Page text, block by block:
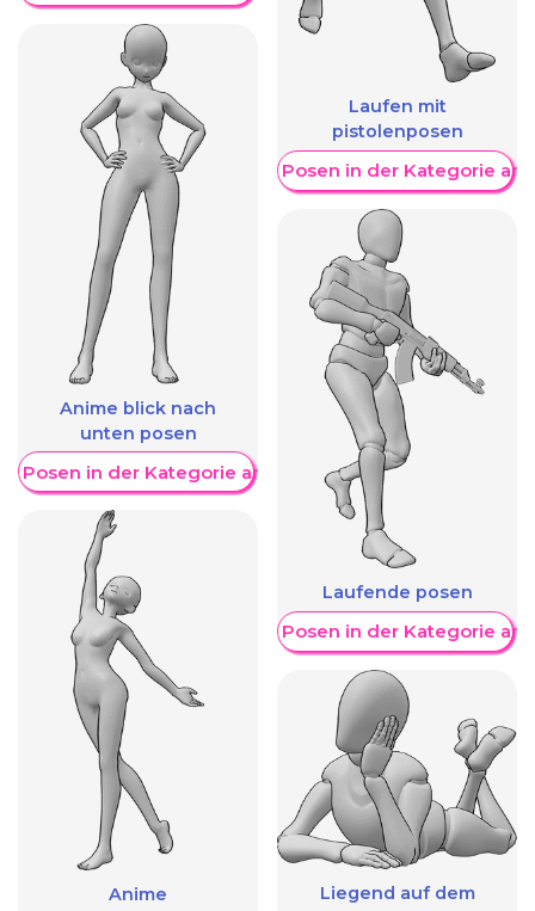
Anime blick nach
unten posen
Posen in der Kategorie anzeigen
Anime
Laufen mit
pistolenposen
Weitere Posen in der Kategorie
Laufende posen
Weitere Posen in der Kategorie
Liegend auf dem